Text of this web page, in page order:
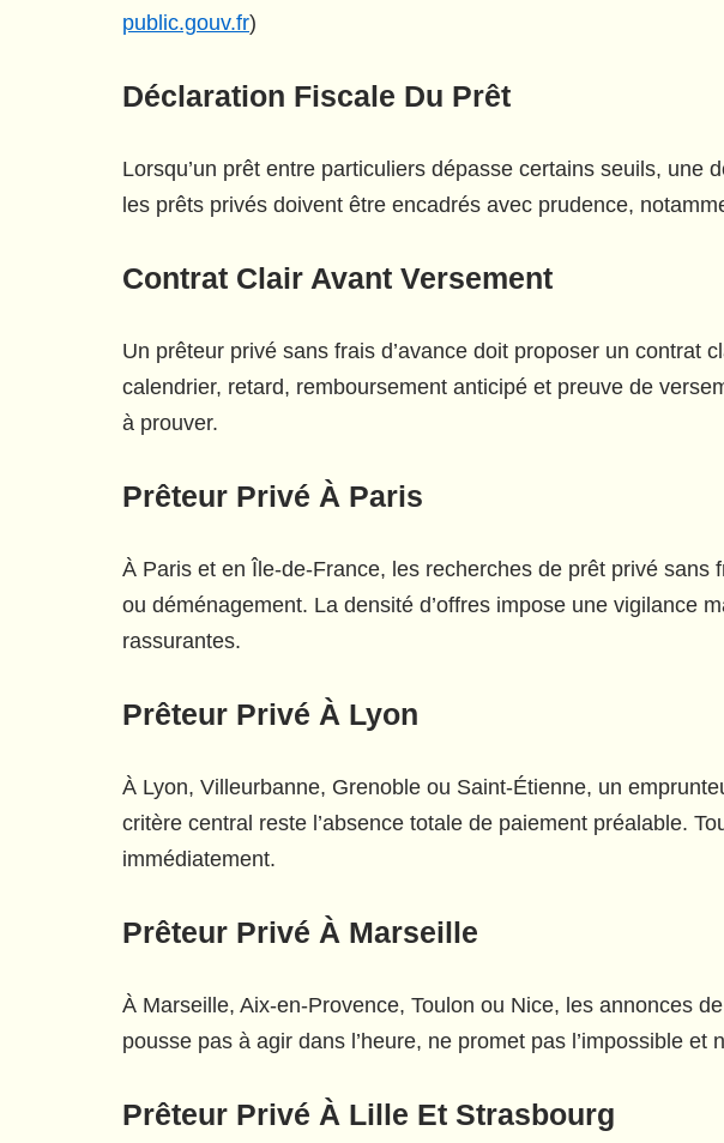
public.gouv.fr)
Déclaration Fiscale Du Prêt
Lorsqu’un prêt entre particuliers dépasse certains seuils, une
les prêts privés doivent être encadrés avec prudence,
Contrat Clair Avant Versement
Un prêteur privé sans frais d’avance doit proposer un contrat
calendrier, retard, remboursement anticipé et preuve de
à prouver.
Prêteur Privé À Paris
À Paris et en Île-de-France, les recherches de prêt privé
ou déménagement. La densité d’offres impose une vigilance
rassurantes.
Prêteur Privé À Lyon
À Lyon, Villeurbanne, Grenoble ou Saint-Étienne, un
critère central reste l’absence totale de paiement préalable.
immédiatement.
Prêteur Privé À Marseille
À Marseille, Aix-en-Provence, Toulon ou Nice, les annonces
pousse pas à agir dans l’heure, ne promet pas l’impossible
Prêteur Privé À Lille Et Strasbourg